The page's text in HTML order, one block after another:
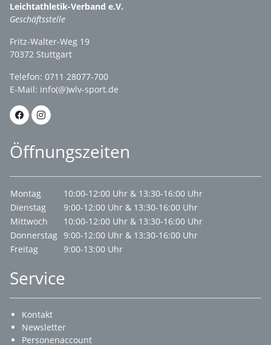
Leichtathletik-Verband e.V.
Geschäftsstelle
Fritz-Walter-Weg 19
70372 Stuttgart
Telefon: 0711 28077-700
E-Mail: info(@)wlv-sport.de
Öffnungszeiten
Montag
10:00-12:00 Uhr & 13:30-16:00 Uhr
Dienstag
9:00-12:00 Uhr & 13:30-16:00 Uhr
Mittwoch
10:00-12:00 Uhr & 13:30-16:00 Uhr
Donnerstag 9:00-12:00 Uhr & 13:30-16:00 Uhr
Freitag
9:00-13:00 Uhr
Service
Kontakt
Newsletter
Personenaccount